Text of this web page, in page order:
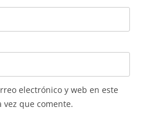
electrónico y web en este
que comente.